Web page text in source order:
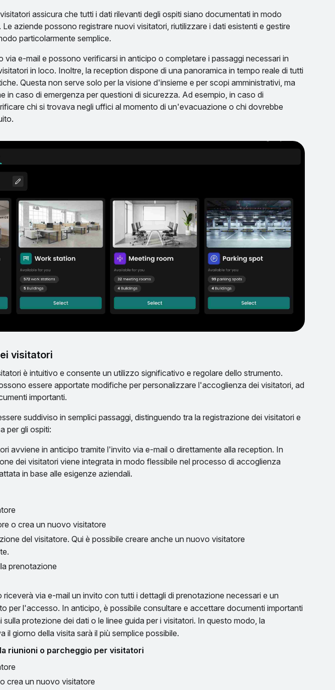
assicura che tutti i dati rilevanti degli ospiti siano documentati in modo
aziende possono registrare nuovi visitatori, riutilizzare i dati esistenti e gestire
particolarmente semplice.
via e-mail e possono verificarsi in anticipo o completare i passaggi necessari in
in loco. Inoltre, la reception dispone di una panoramica in tempo reale di tutti
Questa non serve solo per la visione d'insieme e per scopi amministrativi, ma
in caso di emergenza per questioni di sicurezza. Ad esempio, in caso di
chi si trovava negli uffici al momento di un'evacuazione o chi dovrebbe
visitatori
è intuitivo e consente un utilizzo significativo e regolare dello strumento.
essere apportate modifiche per personalizzare l'accoglienza dei visitatori, ad
importanti.
suddiviso in semplici passaggi, distinguendo tra la registrazione dei visitatori e
per gli ospiti:
avviene in anticipo tramite l'invito via e-mail o direttamente alla reception. In
dei visitatori viene integrata in modo flessibile nel processo di accoglienza
in base alle esigenze aziendali.
o crea un nuovo visitatore
del visitatore. Qui è possibile creare anche un nuovo visitatore
prenotazione
riceverà via e-mail un invito con tutti i dettagli di prenotazione necessari e un
per l'accesso. In anticipo, è possibile consultare e accettare documenti importanti
protezione dei dati o le linee guida per i visitatori. In questo modo, la
il giorno della visita sarà il più semplice possibile.
riunioni o parcheggio per visitatori
crea un nuovo visitatore